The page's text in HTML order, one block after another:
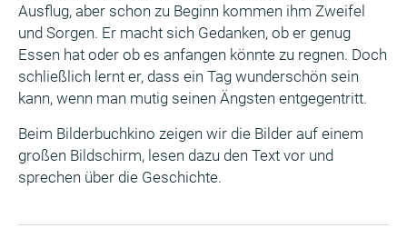
Ausflug, aber schon zu Beginn kommen ihm Zweifel
und Sorgen. Er macht sich Gedanken, ob er genug
Essen hat oder ob es anfangen könnte zu regnen. Doch
schließlich lernt er, dass ein Tag wunderschön sein
kann, wenn man mutig seinen Ängsten entgegentritt.
Beim Bilderbuchkino zeigen wir die Bilder auf einem
großen Bildschirm, lesen dazu den Text vor und
sprechen über die Geschichte.